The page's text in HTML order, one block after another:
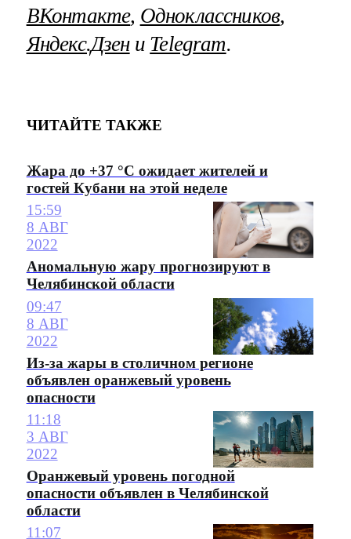
ВКонтакте, Одноклассников,
Яндекс.Дзени Telegram.
ЧИТАЙТЕ ТАКЖЕ
Жара до +37 °C ожидает жителей и
гостей Кубани на этой неделе
15:59
8 АВГ
2022
Аномальную жару прогнозируют в
Челябинской области
09:47
8 АВГ
2022
Из-за жары в столичном регионе
объявлен оранжевый уровень
опасности
11:18
3 АВГ
2022
Оранжевый уровень погодной
опасности объявлен в Челябинской
области
11:07